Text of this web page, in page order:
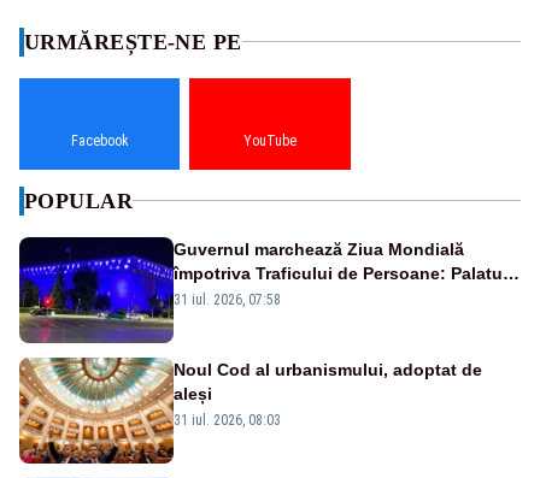
URMĂREȘTE-NE PE
Facebook YouTube
POPULAR
Guvernul marchează Ziua Mondială
împotriva Traficului de Persoane: Palatul
Victoria, iluminat în albastru
31 iul. 2026, 07:58
Noul Cod al urbanismului, adoptat de
aleși
31 iul. 2026, 08:03